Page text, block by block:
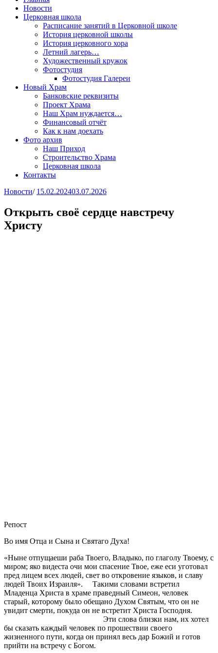
Новости
Церковная школа
Расписание занятий в Церковной школе
История церковной школы
История церковного хора
Летний лагерь…
Художественный кружок
Фотостудия
Фотостудия Галереи
Новый Храм
Банковские реквизиты
Проект Храма
Наш Храм нуждается…
Финансовый отчёт
Как к нам доехать
Фото архив
Наш Приход
Строительство Храма
Церковная школа
Контакты
Новости/ 15.02.202403.07.2026
Открыть своё сердце навстречу
Христу
Репост
Во имя Отца и Сына и Святаго Духа!
«Ныне отпущаеши раба Твоего, Владыко, по глаголу Твоему, с
миром; яко видеста очи мои спасение Твое, еже еси уготовал
пред лицем всех людей, свет во откровение языков, и славу
людей Твоих Израиля». Такими словами встретил
Младенца Христа в храме праведный Симеон, человек
старый, которому было обещано Духом Святым, что он не
увидит смерти, покуда он не встретит Христа Господня.
Эти слова близки нам, их хотел
бы сказать каждый человек по прошествии своего
жизненного пути, когда он принял весь дар Божий и готов
прийти на встречу с Богом.